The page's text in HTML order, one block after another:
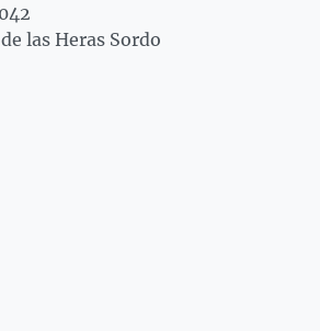
las Heras Sordo